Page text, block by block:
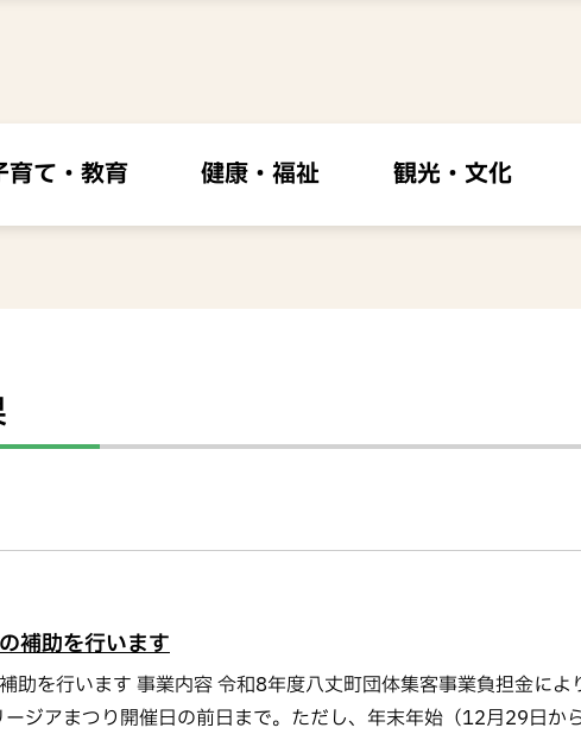
育て・教育 健康・福祉 観光・文化
補助を行います
助を行います 事業内容 令和8年度八丈町団体集客事業負担金によ
ジアまつり開催日の前日まで。ただし、年末年始（12月29日か